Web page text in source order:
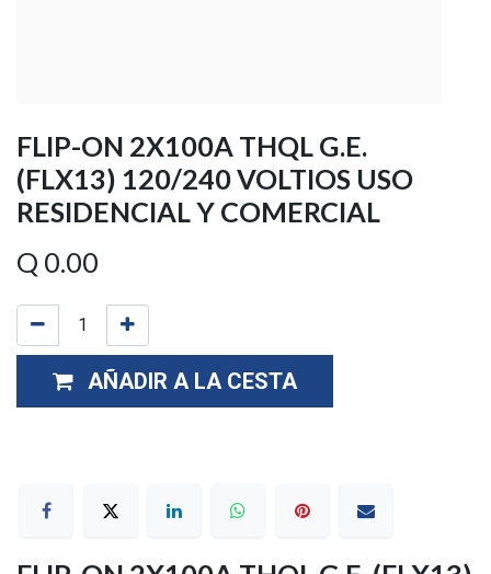
FLIP-ON 2X100A THQL G.E.
(FLX13) 120/240 VOLTIOS USO
RESIDENCIAL Y COMERCIAL
Q 0.00
AÑADIR A LA CESTA